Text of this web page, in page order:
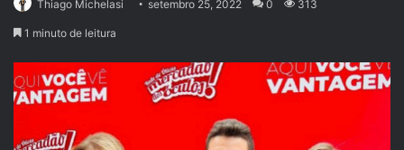
Thiago Michelasi setembro 25, 2022 0 313
1 minuto de leitura